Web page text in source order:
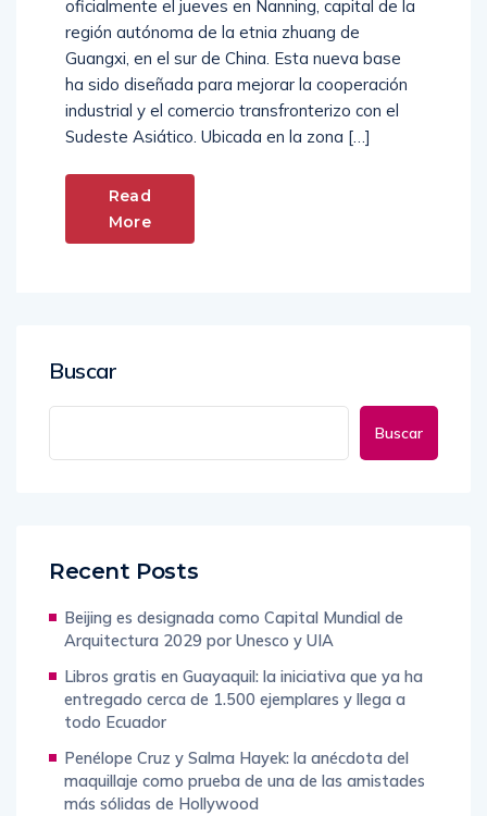
oficialmente el jueves en Nanning, capital de la
región autónoma de la etnia zhuang de
Guangxi, en el sur de China. Esta nueva base
ha sido diseñada para mejorar la cooperación
industrial y el comercio transfronterizo con el
Sudeste Asiático. Ubicada en la zona […]
Read
More
Buscar
Buscar
Recent Posts
Beijing es designada como Capital Mundial de
Arquitectura 2029 por Unesco y UIA
Libros gratis en Guayaquil: la iniciativa que ya ha
entregado cerca de 1.500 ejemplares y llega a
todo Ecuador
Penélope Cruz y Salma Hayek: la anécdota del
maquillaje como prueba de una de las amistades
más sólidas de Hollywood